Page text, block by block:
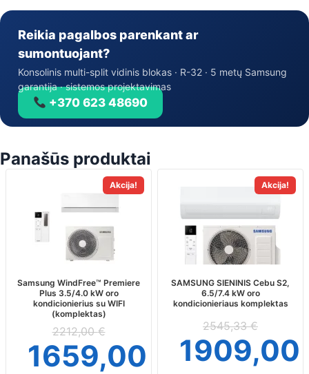
Reikia pagalbos parenkant ar
sumontuojant?
Konsolinis multi-split vidinis blokas · R-32 · 5 metų Samsung
garantija · sistemos projektavimas
+370 623 48690
Panašūs produktai
Akcija!
Samsung WindFree™ Premiere
Plus 3.5/4.0 kW oro
kondicionierius su WIFI
(komplektas)
2212,00€
1659,00
has
multiple
variants.
The
may
be
chosen
the
product
page
Akcija!
SAMSUNG SIENINIS Cebu S2,
6.5/7.4 kW oro
kondicionieriaus komplektas
2545,33€
1909,00
multiple
variants.
The
options
may
be
chosen
on
the
product
page